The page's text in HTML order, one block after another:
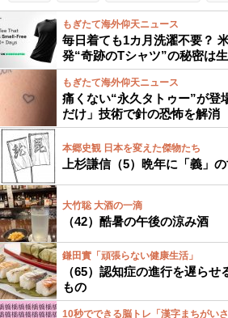
もぎたて海外仰天ニュース
毎日着ても1カ月洗濯不要？
発“奇跡のTシャツ”の秘密は
もぎたて海外仰天ニュース
痛くない“永久タトゥー”が登
だけ」技術で針の恐怖を解消
本郷史観 日本を変えた傑物たち
上杉謙信（5）晩年に「義」
大竹聡 大酒の一滴
（42）酷暑の午後の涼み酒
鎌田實「頑張らない健康生活」
（65）認知症の進行を遅ら
もの
10秒でできる脳トレ「漢字まちがいさ